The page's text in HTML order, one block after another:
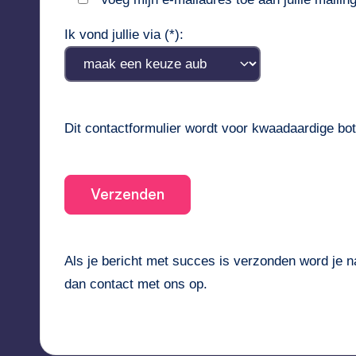
Ik vond jullie via (*):
Dit contactformulier wordt voor kwaadaardige
Als je bericht met succes is verzonden word je
dan contact met ons op.